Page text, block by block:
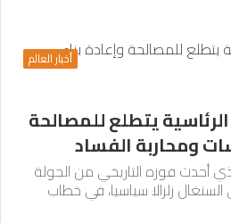
أخبار العالم
الرئاسية يتطلع للمصالحة
ومحاربة الفساد
أحدث فوزه التاريخي من الجولة
السنغال زلزالا سياسيا، في خطاب